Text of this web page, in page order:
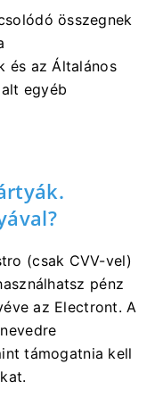
összegnek
és az Általános
egyéb
(csak CVV-vel)
pénz
az Electront. A
támogatnia kell